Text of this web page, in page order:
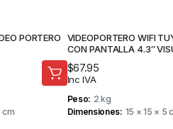
PORTERO
cm
VIDEOPORTERO WIFI
CON PANTALLA 4.3″
DESDE APP – TUYA
$67.95
Inc IVA
Peso 2 kg
Dimensiones 15 × 15 × 5